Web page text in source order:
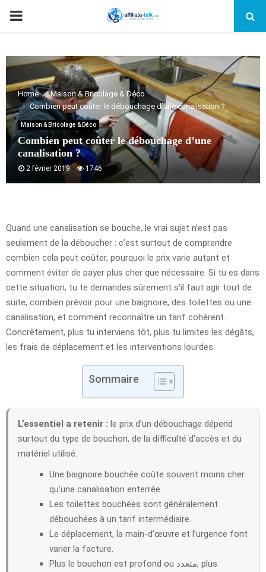
PRIMARY
Home
Maison & Bricolage & Déco
Combien peut coûter le débouchage d’une canalisation ?
Maison & Bricolage & Déco
Combien peut coûter le débouchage d’une
canalisation ?
2 février 2019 1746
Quand une canalisation se bouche, le vrai sujet n’est pas
seulement de la déboucher : c’est surtout de comprendre
combien cela peut coûter, pourquoi le prix varie autant et
comment éviter de payer plus cher que nécessaire. Si tu es dans
cette situation, tu te demandes sûrement s’il faut agir tout de
suite, combien prévoir pour une baignoire, des toilettes ou une
canalisation, et comment reconnaître un tarif cohérent.
Concrètement, plus tu interviens tôt, plus tu limites les dégâts,
les frais de déplacement et les interventions lourdes.
Sommaire
L’essentiel a retenir : le prix d’un débouchage dépend
surtout du type de bouchon, de la difficulté d’accès et du
matériel utilisé.
Une baignoire bouchée coûte souvent moins cher
qu’une canalisation enterrée.
Les toilettes bouchées sont généralement
débouchées à un tarif intermédiaire.
Le déplacement, la main-d’œuvre et l’urgence font
varier la facture.
Plus le bouchon est profond ou متعدد, plus